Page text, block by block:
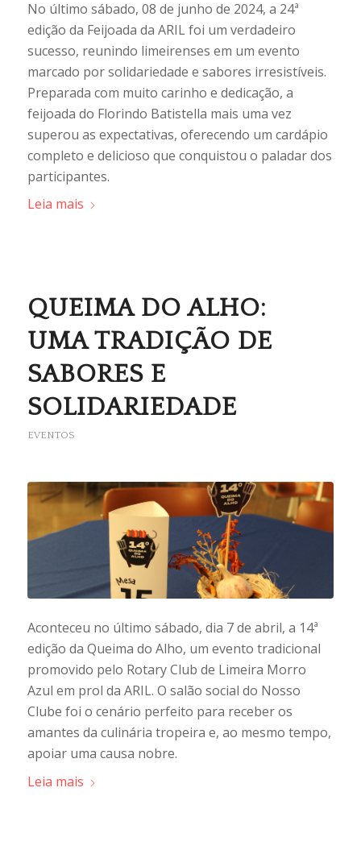
No último sábado, 08 de junho de 2024, a 24ª
edição da Feijoada da ARIL foi um verdadeiro
sucesso, reunindo limeirenses em um evento
marcado por solidariedade e sabores irresistíveis.
Preparada com muito carinho e dedicação, a
feijoada do Florindo Batistella mais uma vez
superou as expectativas, oferecendo um cardápio
completo e delicioso que conquistou o paladar dos
participantes.
Leia mais
QUEIMA DO ALHO:
UMA TRADIÇÃO DE
SABORES E
SOLIDARIEDADE
EVENTOS
Aconteceu no último sábado, dia 7 de abril, a 14ª
edição da Queima do Alho, um evento tradicional
promovido pelo Rotary Club de Limeira Morro
Azul em prol da ARIL. O salão social do Nosso
Clube foi o cenário perfeito para receber os
amantes da culinária tropeira e, ao mesmo tempo,
apoiar uma causa nobre.
Leia mais